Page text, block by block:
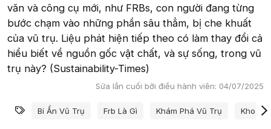
văn và công cụ mới, như FRBs, con người đang từng
bước chạm vào những phần sâu thẳm, bị che khuất
của vũ trụ. Liệu phát hiện tiếp theo có làm thay đổi cả
hiểu biết về nguồn gốc vật chất, và sự sống, trong vũ
trụ này? (Sustainability-Times)
Sửa lần cuối bởi điều hành viên: 04/07/2025
Từ khóa
Bí Ẩn Vũ Trụ Frb Là Gì Khám Phá Vũ Trụ Khoa